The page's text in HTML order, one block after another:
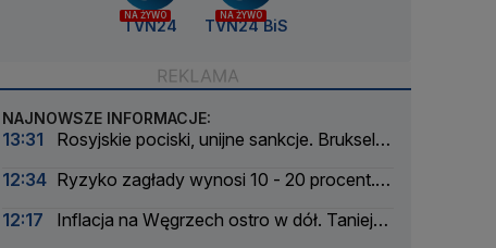
NA ŻYWO
TVN24
NA ŻYWO
TVN24 BiS
NAJNOWSZE INFORMACJE:
13:31
Rosyjskie pociski, unijne sankcje. Bruksela
12:34 Ryzyko zagłady wynosi 10 - 20 procent.
12:17
Inflacja na Węgrzech ostro w dół. Tanieją